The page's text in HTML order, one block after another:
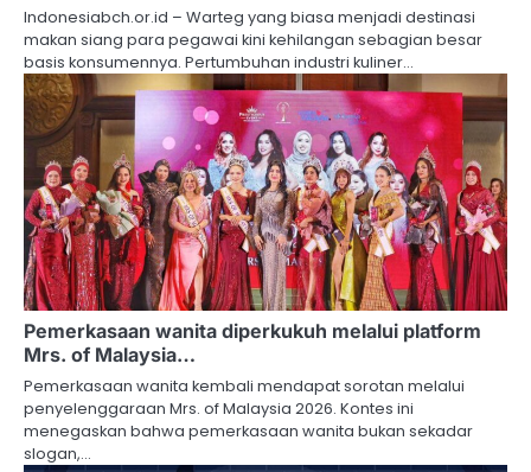
Indonesiabch.or.id – Warteg yang biasa menjadi destinasi
makan siang para pegawai kini kehilangan sebagian besar
basis konsumennya. Pertumbuhan industri kuliner…
Pemerkasaan wanita diperkukuh melalui platform
Mrs. of Malaysia…
Pemerkasaan wanita kembali mendapat sorotan melalui
penyelenggaraan Mrs. of Malaysia 2026. Kontes ini
menegaskan bahwa pemerkasaan wanita bukan sekadar
slogan,…